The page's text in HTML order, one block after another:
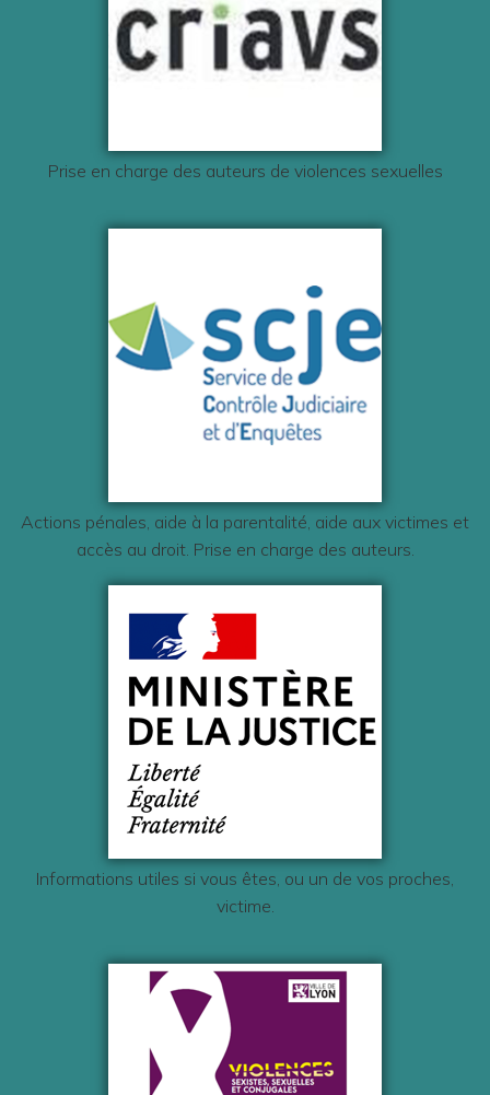
Prise en charge des auteurs de violences sexuelles
Actions pénales, aide à la parentalité, aide aux victimes et
accès au droit. Prise en charge des auteurs.
Informations utiles si vous êtes, ou un de vos proches,
victime.